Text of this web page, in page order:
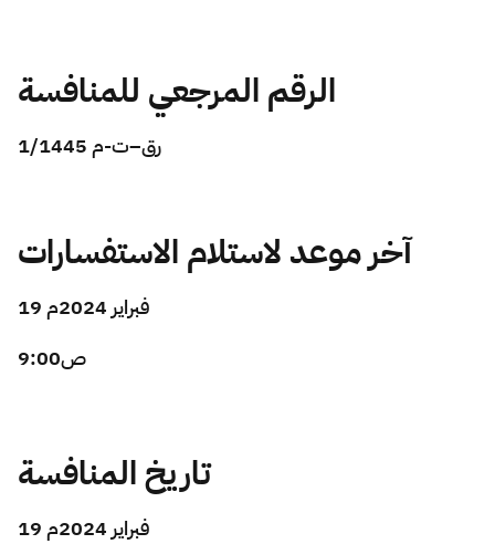
الرقم المرجعي للمنافسة
رق–ت-م 1/1445
آخر موعد لاستلام الاستفسارات
19 فبراير 2024م
9:00ص
تاريخ المنافسة
19 فبراير 2024م